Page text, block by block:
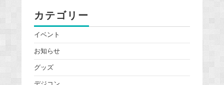
カテゴリー
イベント
お知らせ
グッズ